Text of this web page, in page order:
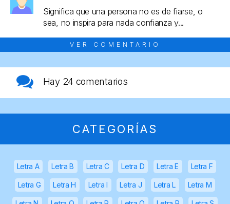
Significa que una persona no es de fiarse, o
sea, no inspira para nada confianza y...
VER COMENTARIO
Hay 24 comentarios
CATEGORÍAS
Letra A Letra B Letra C Letra D Letra E Letra F
Letra G Letra H Letra I Letra J Letra L Letra M